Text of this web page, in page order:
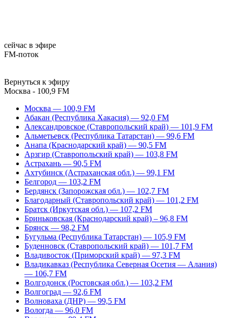
сейчас в эфире
FM-поток
Вернуться к эфиру
Москва - 100,9 FM
Москва — 100,9 FM
Абакан (Республика Хакасия) — 92,0 FM
Александровское (Ставропольский край) — 101,9 FM
Альметьевск (Республика Татарстан) — 99,6 FM
Анапа (Краснодарский край) — 90,5 FM
Арзгир (Ставропольский край) — 103,8 FM
Астрахань — 90,5 FM
Ахтубинск (Астраханская обл.) — 99,1 FM
Белгород — 103,2 FM
Бердянск (Запорожская обл.) — 102,7 FM
Благодарный (Ставропольский край) — 101,2 FM
Братск (Иркутская обл.) — 107,2 FM
Бриньковская (Краснодарский край) – 96,8 FM
Брянск — 98,2 FM
Бугульма (Республика Татарстан) — 105,9 FM
Буденновск (Ставропольский край) — 101,7 FM
Владивосток (Приморский край) — 97,3 FM
Владикавказ (Республика Северная Осетия — Алания)
— 106,7 FM
Волгодонск (Ростовская обл.) — 103,2 FM
Волгоград — 92,6 FM
Волноваха (ДНР) — 99,5 FM
Вологда — 96,0 FM